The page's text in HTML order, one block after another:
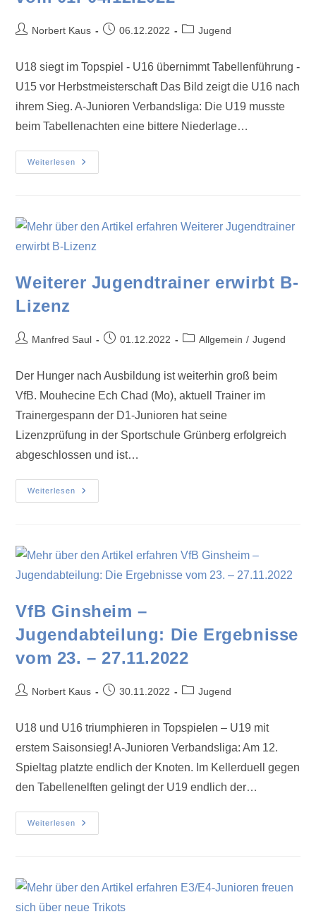
Norbert Kaus 06.12.2022 Jugend
U18 siegt im Topspiel - U16 übernimmt Tabellenführung -
U15 vor Herbstmeisterschaft Das Bild zeigt die U16 nach
ihrem Sieg. A-Junioren Verbandsliga: Die U19 musste
beim Tabellenachten eine bittere Niederlage…
Weiterlesen
Weiterer Jugendtrainer erwirbt B-
Lizenz
Manfred Saul 01.12.2022 Allgemein / Jugend
Der Hunger nach Ausbildung ist weiterhin groß beim
VfB. Mouhecine Ech Chad (Mo), aktuell Trainer im
Trainergespann der D1-Junioren hat seine
Lizenzprüfung in der Sportschule Grünberg erfolgreich
abgeschlossen und ist…
Weiterlesen
VfB Ginsheim –
Jugendabteilung: Die Ergebnisse
vom 23. – 27.11.2022
Norbert Kaus 30.11.2022 Jugend
U18 und U16 triumphieren in Topspielen – U19 mit
erstem Saisonsieg! A-Junioren Verbandsliga: Am 12.
Spieltag platzte endlich der Knoten. Im Kellerduell gegen
den Tabellenelften gelingt der U19 endlich der…
Weiterlesen